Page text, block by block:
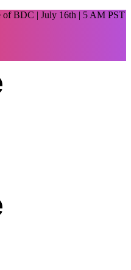
of BDC | July 16th | 5 AM PST